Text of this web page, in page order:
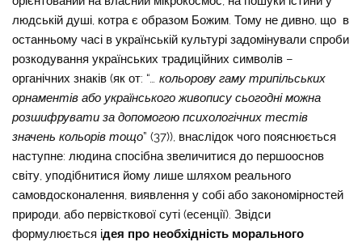
людській душі, котра є образом Божим. Тому не дивно, що в
останньому часі в українській культурі задомінували спроби
розкодування українських традиційних символів –
органічних знаків (як от: “ … кольорову гаму трипільських
орнаментів або українського живопису сьогодні можна
розшифрувати за допомогою психологічних тестів
значень кольорів тощо” (37)), внаслідок чого пояснюється
наступне: людина спосібна звеличитися до першооснов
світу, уподібнитися йому лише шляхом реального
самовдосконалення, виявлення у собі або закономірностей
природи, або первісткової суті (есенції). Звідси
формулюється ідея про необхідність морального